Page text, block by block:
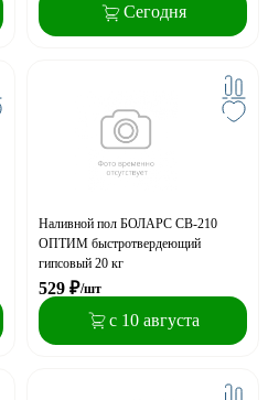
Сегодня
Наливной пол БОЛАРС СВ-210
ОПТИМ быстротвердеющий
гипсовый 20 кг
529 ₽/шт
с 10 августа